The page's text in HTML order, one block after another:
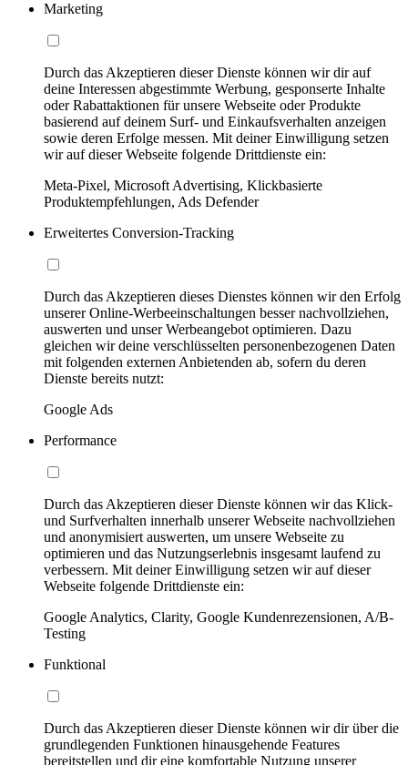
Marketing
Durch das Akzeptieren dieser Dienste können wir dir auf
deine Interessen abgestimmte Werbung, gesponserte Inhalte
oder Rabattaktionen für unsere Webseite oder Produkte
basierend auf deinem Surf- und Einkaufsverhalten anzeigen
sowie deren Erfolge messen. Mit deiner Einwilligung setzen
wir auf dieser Webseite folgende Drittdienste ein:
Meta-Pixel, Microsoft Advertising, Klickbasierte
Produktempfehlungen, Ads Defender
Erweitertes Conversion-Tracking
Durch das Akzeptieren dieses Dienstes können wir den Erfolg
unserer Online-Werbeeinschaltungen besser nachvollziehen,
auswerten und unser Werbeangebot optimieren. Dazu
gleichen wir deine verschlüsselten personenbezogenen Daten
mit folgenden externen Anbietenden ab, sofern du deren
Dienste bereits nutzt:
Google Ads
Performance
Durch das Akzeptieren dieser Dienste können wir das Klick-
und Surfverhalten innerhalb unserer Webseite nachvollziehen
und anonymisiert auswerten, um unsere Webseite zu
optimieren und das Nutzungserlebnis insgesamt laufend zu
verbessern. Mit deiner Einwilligung setzen wir auf dieser
Webseite folgende Drittdienste ein:
Google Analytics, Clarity, Google Kundenrezensionen, A/B-
Testing
Funktional
Durch das Akzeptieren dieser Dienste können wir dir über die
grundlegenden Funktionen hinausgehende Features
bereitstellen und dir eine komfortable Nutzung unserer